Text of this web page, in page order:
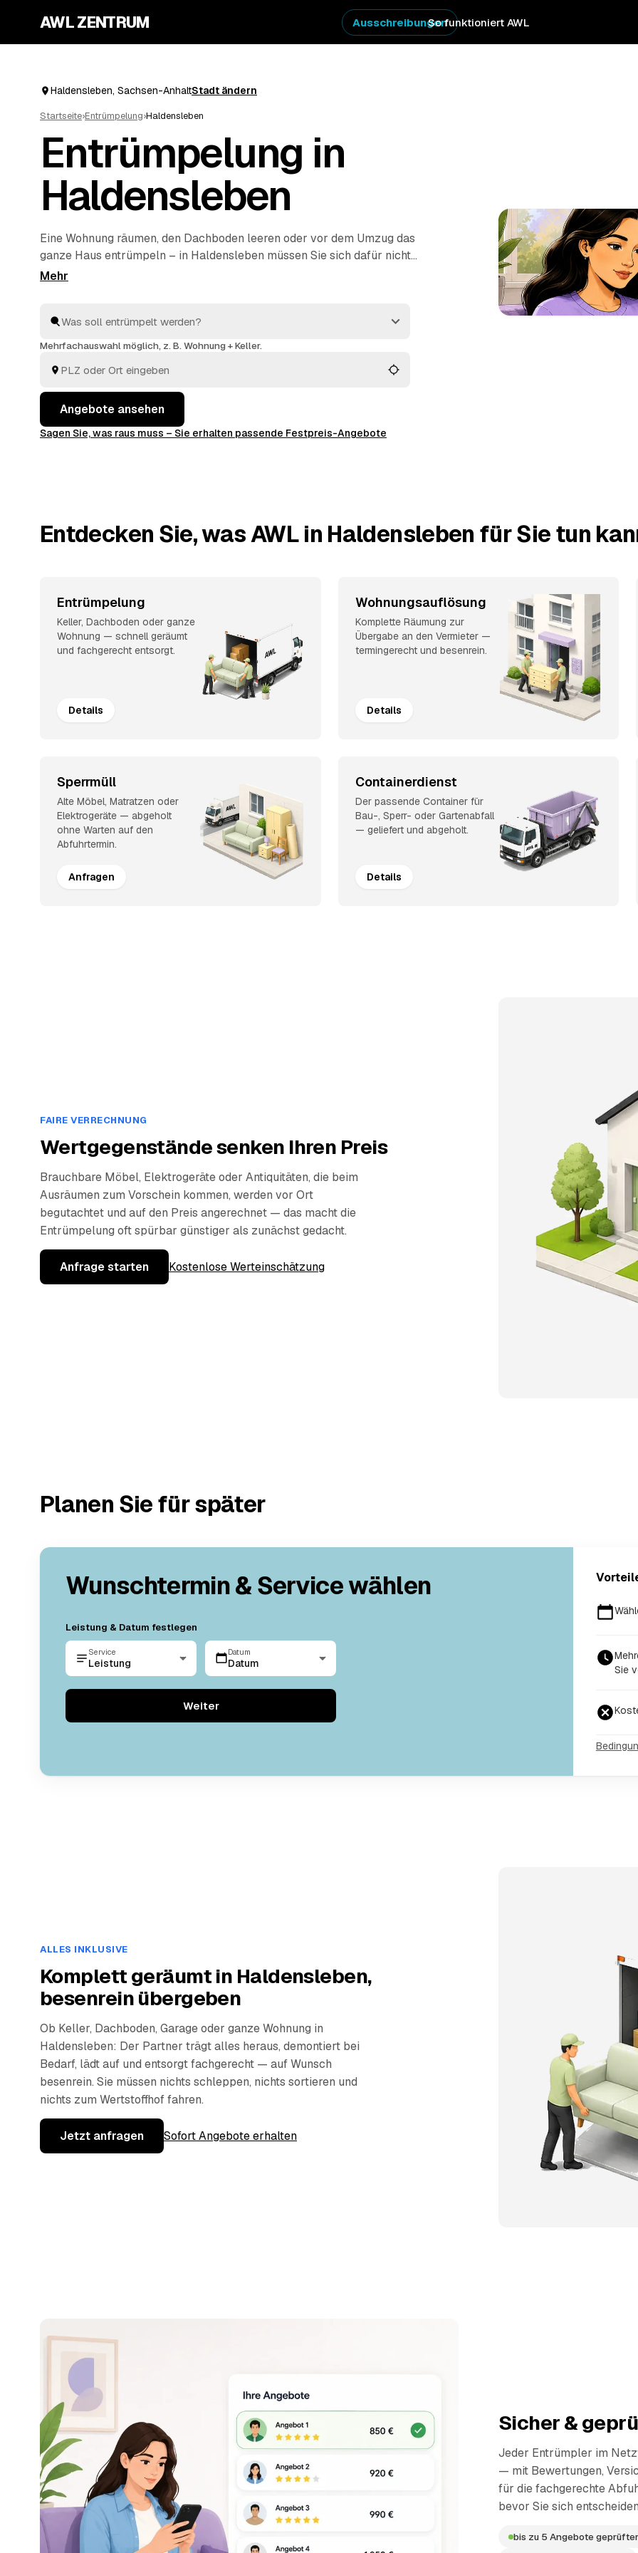
AWL ZENTRUM So funktioniert AWL
Ausschreibungen
Haldensleben, Sachsen-AnhaltStadt ändern
Startseite›Entrümpelung›Haldensleben
Entrümpelung in
Haldensleben
Eine Wohnung räumen, den Dachboden leeren oder vor dem Umzug das
ganze Haus entrümpeln – in Haldensleben müssen Sie sich dafür nicht
selbst auf die Suche nach einem Betrieb machen. Über AWL stellen Sie
Haushaltsauflösung: Sie vergleichen, wählen aus und alles wird fachgerecht
entsorgt.
Mehrfachauswahl möglich, z. B. Wohnung + Keller.
Angebote ansehen
Sagen Sie, was raus muss – Sie erhalten passende Festpreis-Angebote
Entdecken Sie, was AWL in Haldensleben für Sie tun
Entrümpelung
Keller, Dachboden oder ganze
Wohnung — schnell geräumt
und fachgerecht entsorgt.
Details
Wohnungsauflösung
Komplette Räumung zur
Übergabe an den Vermieter —
termingerecht und besenrein.
Details
Sperrmüll
Alte Möbel, Matratzen oder
Elektrogeräte — abgeholt
ohne Warten auf den
Abfuhrtermin.
Anfragen
Containerdienst
Der passende Container für
Bau-, Sperr- oder Gartenabfall
— geliefert und abgeholt.
Details
FAIRE VERRECHNUNG
Wertgegenstände senken Ihren Preis
Brauchbare Möbel, Elektrogeräte oder Antiquitäten, die beim
Ausräumen zum Vorschein kommen, werden vor Ort
begutachtet und auf den Preis angerechnet — das macht die
Entrümpelung oft spürbar günstiger als zunächst gedacht.
Anfrage starten Kostenlose Werteinschätzung
Planen Sie für später
Wunschtermin & Service wählen
Leistung & Datum festlegen
Service
Leistung
Datum
Datum
Weiter
Sie
ALLES INKLUSIVE
Komplett geräumt in Haldensleben,
besenrein übergeben
Ob Keller, Dachboden, Garage oder ganze Wohnung in
Haldensleben: Der Partner trägt alles heraus, demontiert bei
Bedarf, lädt auf und entsorgt fachgerecht — auf Wunsch
besenrein. Sie müssen nichts schleppen, nichts sortieren und
nichts zum Wertstoffhof fahren.
Jetzt anfragen Sofort Angebote erhalten
Sicher &
Jeder Entrümpler im
— mit Bewertungen,
für die fachgerechte
bevor Sie sich
bis zu 5 Angebote